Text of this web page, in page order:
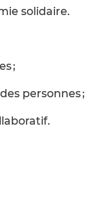
solidaire.
;
personnes ;